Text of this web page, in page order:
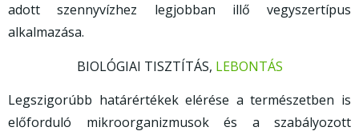
adott szennyvízhez legjobban illő vegyszertípus
alkalmazása.
BIOLÓGIAI TISZTÍTÁS, LEBONTÁS
Legszigorúbb határértékek elérése a természetben is
előforduló mikroorganizmusok és a szabályozott